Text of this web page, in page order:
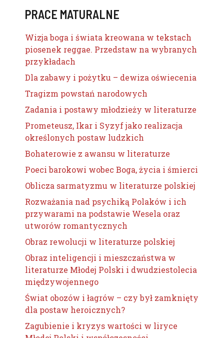
PRACE MATURALNE
Wizja boga i świata kreowana w tekstach
piosenek reggae. Przedstaw na wybranych
przykładach
Dla zabawy i pożytku – dewiza oświecenia
Tragizm powstań narodowych
Zadania i postawy młodzieży w literaturze
Prometeusz, Ikar i Syzyf jako realizacja
określonych postaw ludzkich
Bohaterowie z awansu w literaturze
Poeci barokowi wobec Boga, życia i śmierci
Oblicza sarmatyzmu w literaturze polskiej
Rozważania nad psychiką Polaków i ich
przywarami na podstawie Wesela oraz
utworów romantycznych
Obraz rewolucji w literaturze polskiej
Obraz inteligencji i mieszczaństwa w
literaturze Młodej Polski i dwudziestolecia
międzywojennego
Świat obozów i łagrów – czy był zamknięty
dla postaw heroicznych?
Zagubienie i kryzys wartości w liryce